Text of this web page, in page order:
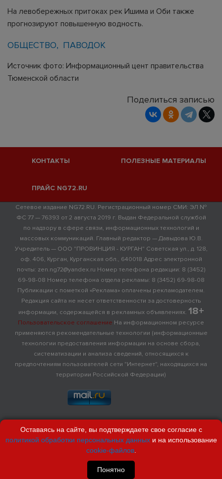
На левобережных притоках рек Ишима и Оби также
прогнозируют повышенную водность.
ОБЩЕСТВО ПАВОДОК
Источник фото: Информационный цент правительства
Тюменской области
Поделиться записью
КОНТАКТЫ ПОЛЕЗНЫЕ МАТЕРИАЛЫ
ПРАЙС NG72.RU
Сетевое издание NG72.RU. Регистрационный номер СМИ: ЭЛ №
ФС 77 — 76393 от 2 августа 2019 г. Выдан Федеральной службой
по надзору в сфере связи, информационных технологий и
массовых коммуникаций. Главный редактор — Давыдова Ю.В.
Учредитель — ООО "ПРОВИНЦИЯ - КУРГАН" Советская ул., д. 128,
оф. 406, Курган, Курганская обл., 640018 Адрес электронной
почты: zen.ng72@yandex.ru Номер телефона редакции: 8 (3452)
69-98-08 Номер телефона отдела рекламы: 8 (3452) 69-98-08
Публикации с пометкой «Реклама» оплачены рекламодателем.
Редакция сайта не несет ответственности за достоверность
информации, содержащейся в рекламных объявлениях. 18+
Пользовательское соглашение На информационном ресурсе
применяются рекомендательные технологии (информационные
технологии предоставления информации на основе сбора,
систематизации и анализа сведений, относящихся к
предпочтениям пользователей сети "Интернет", находящихся на
территории Российской Федерации)
Оставаясь на сайте, вы подтверждаете свое согласие с
политикой обработки персональных данныхи на использование
cookie-файлов.
Понятно